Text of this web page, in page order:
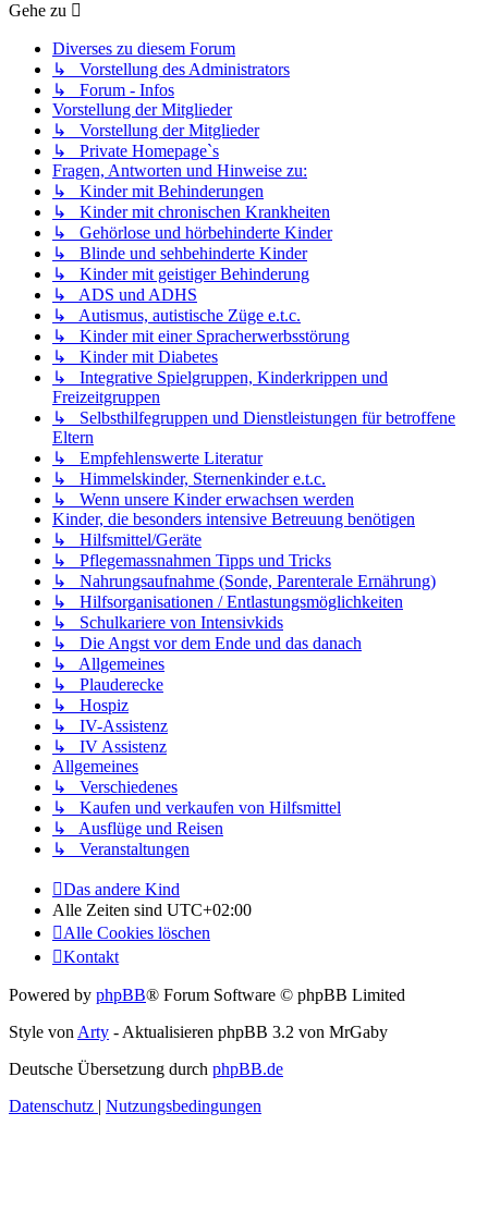
Gehe zu
Diverses zu diesem Forum
↳ Vorstellung des Administrators
↳ Forum - Infos
Vorstellung der Mitglieder
↳ Vorstellung der Mitglieder
↳ Private Homepage`s
Fragen, Antworten und Hinweise zu:
↳ Kinder mit Behinderungen
↳ Kinder mit chronischen Krankheiten
↳ Gehörlose und hörbehinderte Kinder
↳ Blinde und sehbehinderte Kinder
↳ Kinder mit geistiger Behinderung
↳ ADS und ADHS
↳ Autismus, autistische Züge e.t.c.
↳ Kinder mit einer Spracherwerbsstörung
↳ Kinder mit Diabetes
↳ Integrative Spielgruppen, Kinderkrippen und
Freizeitgruppen
↳ Selbsthilfegruppen und Dienstleistungen für betroffene
Eltern
↳ Empfehlenswerte Literatur
↳ Himmelskinder, Sternenkinder e.t.c.
↳ Wenn unsere Kinder erwachsen werden
Kinder, die besonders intensive Betreuung benötigen
↳ Hilfsmittel/Geräte
↳ Pflegemassnahmen Tipps und Tricks
↳ Nahrungsaufnahme (Sonde, Parenterale Ernährung)
↳ Hilfsorganisationen / Entlastungsmöglichkeiten
↳ Schulkariere von Intensivkids
↳ Die Angst vor dem Ende und das danach
↳ Allgemeines
↳ Plauderecke
↳ Hospiz
↳ IV-Assistenz
↳ IV Assistenz
Allgemeines
↳ Verschiedenes
↳ Kaufen und verkaufen von Hilfsmittel
↳ Ausflüge und Reisen
↳ Veranstaltungen
Das andere Kind
Alle Zeiten sind UTC+02:00
Alle Cookies löschen
Kontakt
Powered by phpBB® Forum Software © phpBB Limited
Style vonArty - Aktualisieren phpBB 3.2 von MrGaby
Deutsche Übersetzung durch phpBB.de
Datenschutz | Nutzungsbedingungen